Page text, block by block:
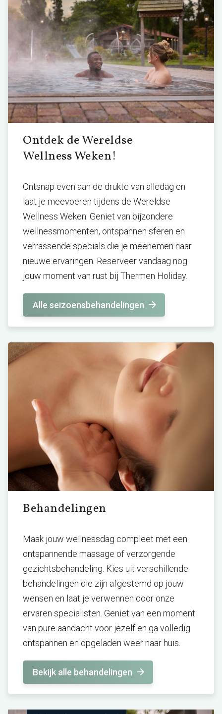
Ontdek de Wereldse
Wellness Weken!
Ontsnap even aan de drukte van alledag en
laat je meevoeren tijdens de Wereldse
Wellness Weken. Geniet van bijzondere
wellnessmomenten, ontspannen sferen en
verrassende specials die je meenemen naar
nieuwe ervaringen. Reserveer vandaag nog
jouw moment van rust bij Thermen Holiday.
Alle seizoensbehandelingen
Behandelingen
Maak jouw wellnessdag compleet met een
ontspannende massage of verzorgende
gezichtsbehandeling. Kies uit verschillende
behandelingen die zijn afgestemd op jouw
wensen en laat je verwennen door onze
ervaren specialisten. Geniet van een moment
van pure aandacht voor jezelf en ga volledig
ontspannen en opgeladen weer naar huis.
Bekijk alle behandelingen